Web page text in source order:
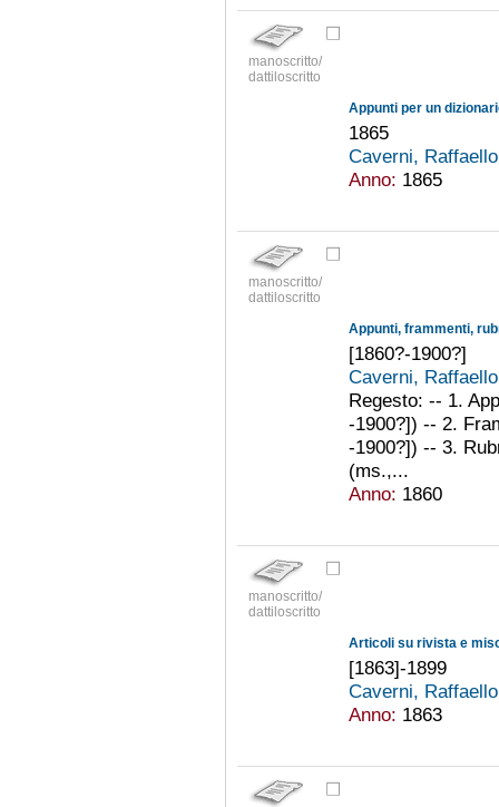
manoscritto/
dattiloscritto
Appunti per un
1865
Caverni,
Anno: 1865
manoscritto/
dattiloscritto
Appunti, frammenti,
[1860?-1900?]
Caverni,
Regesto: -- 1.
-1900?]) -- 2.
-1900?]) -- 3.
(ms.,...
Anno: 1860
manoscritto/
dattiloscritto
Articoli su rivista e
[1863]-1899
Caverni,
Anno: 1863